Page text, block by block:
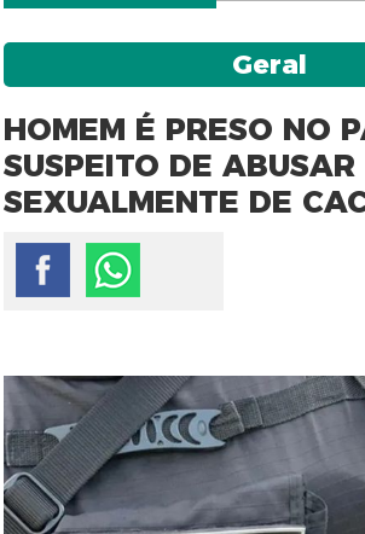
Geral
HOMEM É PRESO NO
SUSPEITO DE ABUSAR
SEXUALMENTE DE